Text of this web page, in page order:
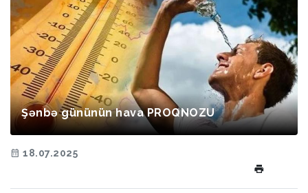
Şənbə gününün hava PROQNOZU
18.07.2025